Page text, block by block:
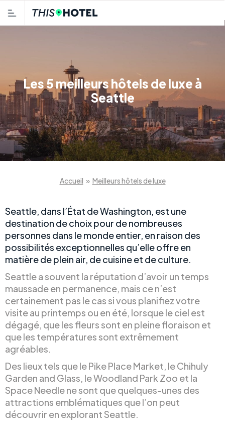
Les 5 meilleurs hôtels de luxe à
Seattle
Accueil » Meilleurs hôtels de luxe
Seattle, dans l’État de Washington, est une
destination de choix pour de nombreuses
personnes dans le monde entier, en raison des
possibilités exceptionnelles qu’elle offre en
matière de plein air, de cuisine et de culture.
Seattle a souvent la réputation d’avoir un temps
maussade en permanence, mais ce n’est
certainement pas le cas si vous planifiez votre
visite au printemps ou en été, lorsque le ciel est
dégagé, que les fleurs sont en pleine floraison et
que les températures sont extrêmement
agréables.
Des lieux tels que le Pike Place Market, le Chihuly
Garden and Glass, le Woodland Park Zoo et la
Space Needle ne sont que quelques-unes des
attractions emblématiques que l’on peut
découvrir en explorant Seattle.